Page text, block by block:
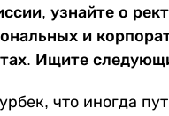
узнайте о
и
Ищите
что иногда